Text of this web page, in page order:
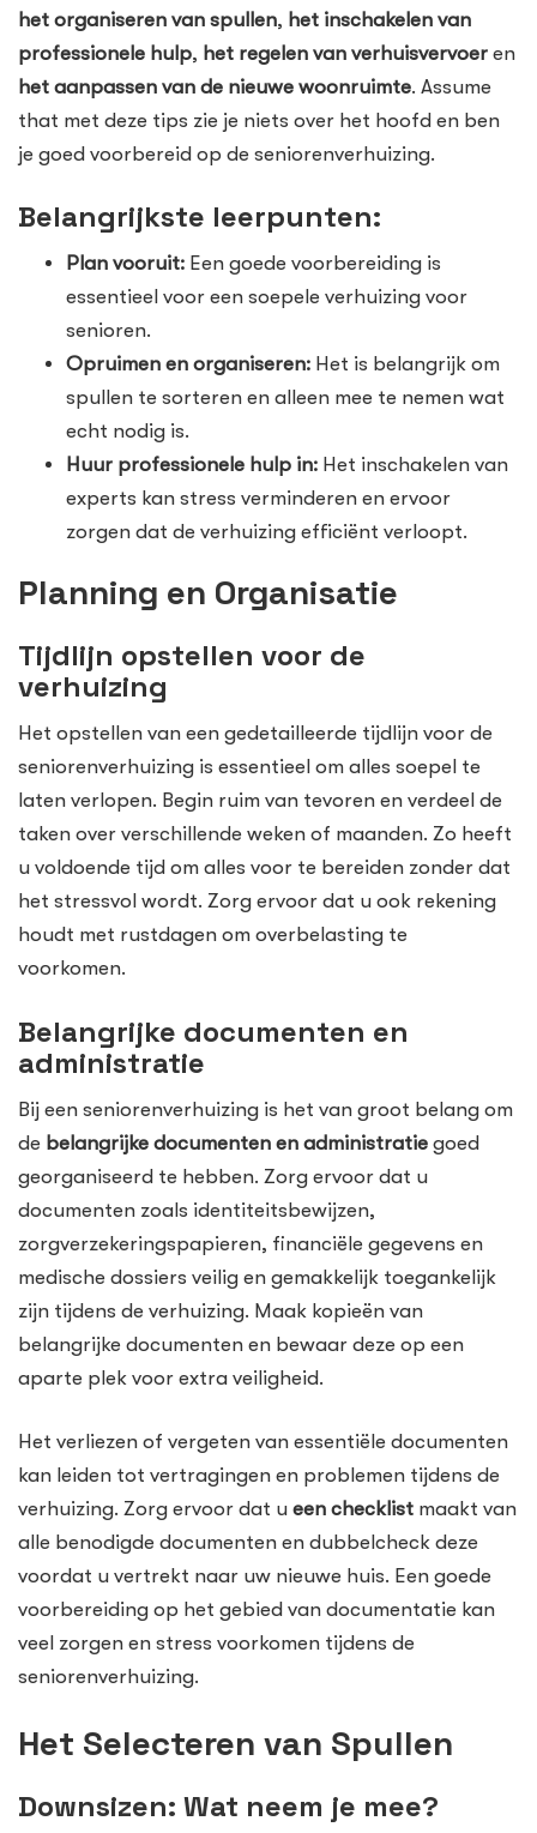
het organiseren van spullen, het inschakelen van
professionele hulp, het regelen van verhuisvervoer en
het aanpassen van de nieuwe woonruimte. Assume
that met deze tips zie je niets over het hoofd en ben
je goed voorbereid op de seniorenverhuizing.
Belangrijkste leerpunten:
Plan vooruit: Een goede voorbereiding is
essentieel voor een soepele verhuizing voor
senioren.
Opruimen en organiseren: Het is belangrijk om
spullen te sorteren en alleen mee te nemen wat
echt nodig is.
Huur professionele hulp in: Het inschakelen van
experts kan stress verminderen en ervoor
zorgen dat de verhuizing efficiënt verloopt.
Planning en Organisatie
Tijdlijn opstellen voor de
verhuizing
Het opstellen van een gedetailleerde tijdlijn voor de
seniorenverhuizing is essentieel om alles soepel te
laten verlopen. Begin ruim van tevoren en verdeel de
taken over verschillende weken of maanden. Zo heeft
u voldoende tijd om alles voor te bereiden zonder dat
het stressvol wordt. Zorg ervoor dat u ook rekening
houdt met rustdagen om overbelasting te
voorkomen.
Belangrijke documenten en
administratie
Bij een seniorenverhuizing is het van groot belang om
de belangrijke documenten en administratie goed
georganiseerd te hebben. Zorg ervoor dat u
documenten zoals identiteitsbewijzen,
zorgverzekeringspapieren, financiële gegevens en
medische dossiers veilig en gemakkelijk toegankelijk
zijn tijdens de verhuizing. Maak kopieën van
belangrijke documenten en bewaar deze op een
aparte plek voor extra veiligheid.
Het verliezen of vergeten van essentiële documenten
kan leiden tot vertragingen en problemen tijdens de
verhuizing. Zorg ervoor dat u een checklist maakt van
alle benodigde documenten en dubbelcheck deze
voordat u vertrekt naar uw nieuwe huis. Een goede
voorbereiding op het gebied van documentatie kan
veel zorgen en stress voorkomen tijdens de
seniorenverhuizing.
Het Selecteren van Spullen
Downsizen: Wat neem je mee?